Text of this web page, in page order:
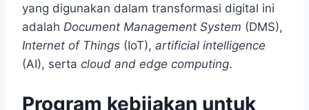
yang digunakan dalam transformasi digital ini
adalah Document Management System (DMS),
Internet of Things (IoT), artificial intelligence
(AI), serta cloud and edge computing.
Program kebijakan untuk